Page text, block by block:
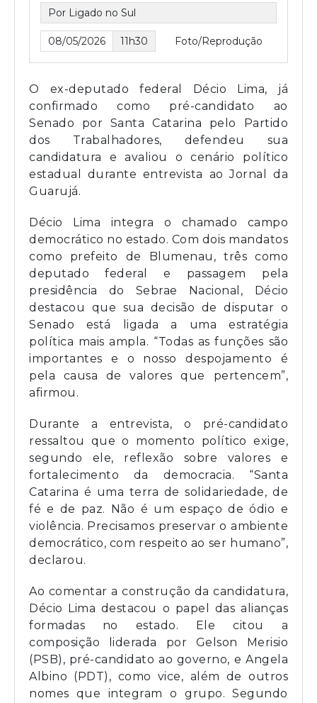
Por Ligado no Sul
08/05/2026 11h30 Foto/Reprodução
O ex-deputado federal Décio Lima, já
confirmado como pré-candidato ao
Senado por Santa Catarina pelo
Partido
dos Trabalhadores, defendeu sua
candidatura e avaliou o cenário político
estadual durante entrevista ao Jornal da
Guarujá.
Décio Lima integra o chamado campo
democrático no estado. Com dois mandatos
como prefeito de Blumenau, três como
deputado federal e passagem pela
presidência do Sebrae Nacional, Décio
destacou que sua decisão de disputar o
Senado está ligada a uma estratégia
política mais ampla. “Todas as funções são
importantes e o nosso despojamento é
pela causa de valores que pertencem”,
afirmou.
Durante a entrevista, o pré-candidato
ressaltou que o momento político exige,
segundo ele, reflexão sobre valores e
fortalecimento da democracia. “Santa
Catarina é uma terra de solidariedade, de
fé e de paz. Não é um espaço de ódio e
violência. Precisamos preservar o ambiente
democrático, com respeito ao ser humano”,
declarou.
Ao comentar a construção da candidatura,
Décio Lima destacou o papel das alianças
formadas no estado. Ele citou a
composição liderada por Gelson Merisio
(PSB), pré-candidato ao governo, e Angela
Albino (PDT), como vice, além de outros
nomes que integram o grupo. Segundo